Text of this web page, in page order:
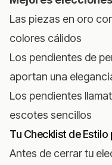
Las piezas en oro
colores cálidos
Los pendientes de
aportan una
Los pendientes
escotes sencillos
Tu Checklist de
Antes de cerrar tu